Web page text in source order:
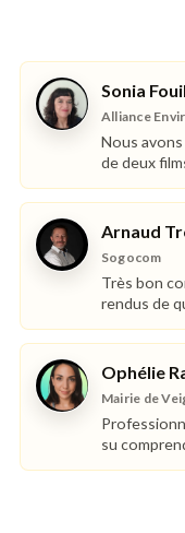
Sonia
Alliance
Nous
de deux
réactivité
Arnaud
Sogocom
Très bon
rendus de
Ophélie
Mairie de
su